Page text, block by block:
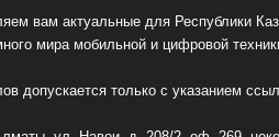
вам актуальные для Республики
мира мобильной и цифровой
допускается только с указанием